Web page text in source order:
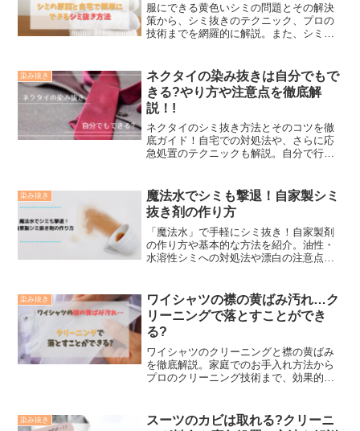
服にできる黄色いシミの問題とその解決
策から、シミ抜きのテクニック、プロの
技術までを網羅的に解説。また、シミを
注意点、収納時のケアまで、お洋服の汚
れ防止とシミ予防の知識とスキルを学ぶ
ことができます。
染み抜き
ネクタイの染み抜きは自分でもで
きる?やり方や注意点を徹底解
説！!
ネクタイのシミ抜き方法とそのコツを徹
底ガイド！自宅での対処法や、さらに応
急処置のテクニックも解説。自分で行う
お手入れ方法も紹介して、ネクタイを長
持ちさせましょう。
染み抜き
魔法水でシミも撃退！自家製シミ
抜き剤の作り方
「魔法水」で手軽にシミ抜き！自家製剤
の作り方や基本的な方法を紹介。油性・
水溶性シミへの対処法や漂白の注意点も
での方法と、効果的な「魔法水」の作り
方もご紹介。
染み抜き
ワイシャツの襟の黄ばみ汚れ…ク
リーニングで落とすことができ
る?
ワイシャツのクリーニングと襟の黄ばみ
を徹底解説。家庭でのお手入れ方法から
プロのクリーニング技術まで、効果的な
品のあるシャツを保つための情報が満載
染み抜き
スーツのカビは取れる?クリーニ